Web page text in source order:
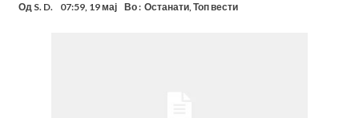
Од S. D. 07:59, 19 мај Во : Останати,Топ вести